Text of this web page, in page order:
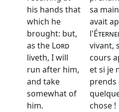
his hands that
which he
brought: but,
as the Lord
liveth, I will
run after him,
and take
somewhat of
him.
sa
avait
l'
vivant,
cours
et si je
prends
chose !